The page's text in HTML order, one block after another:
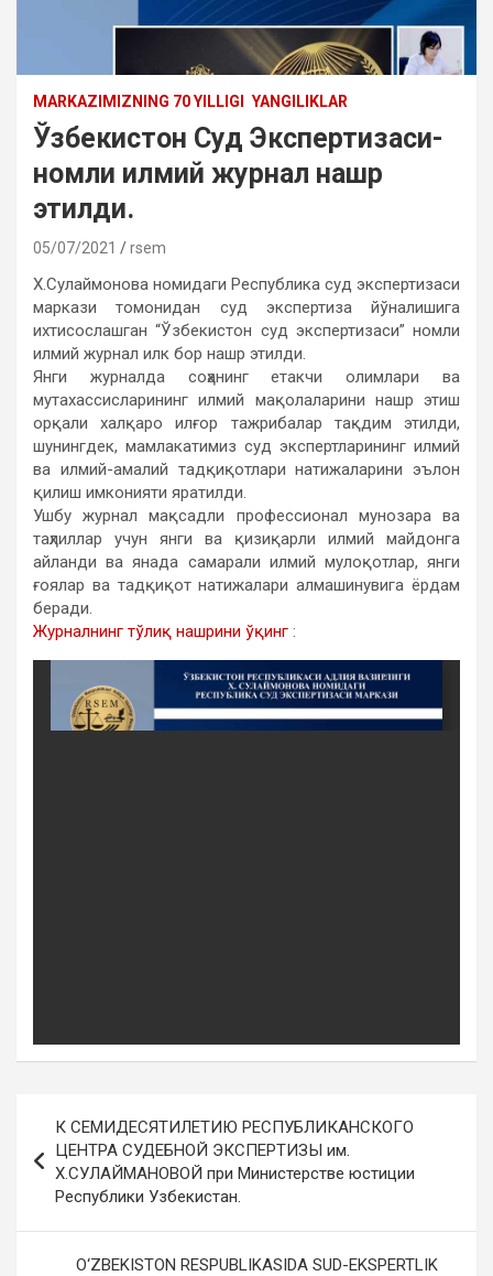
MARKAZIMIZNING 70 YILLIGI YANGILIKLAR
Ўзбекистон Суд Экспертизаси-
номли илмий журнал нашр
этилди.
05/07/2021 rsem
Х.Сулаймонова номидаги Республика суд экспертизаси
маркази томонидан суд экспертиза йўналишига
ихтисослашган “Ўзбекистон суд экспертизаси” номли
илмий журнал илк бор нашр этилди.
Янги журналда соҳанинг етакчи олимлари ва
мутахассисларининг илмий мақолаларини нашр этиш
орқали халқаро илғор тажрибалар тақдим этилди,
шунингдек, мамлакатимиз суд экспертларининг илмий
ва илмий-амалий тадқиқотлари натижаларини эълон
қилиш имконияти яратилди.
Ушбу журнал мақсадли профессионал мунозара ва
таҳлиллар учун янги ва қизиқарли илмий майдонга
айланди ва янада самарали илмий мулоқотлар, янги
ғоялар ва тадқиқот натижалари алмашинувига ёрдам
беради.
Журналнинг тўлиқ нашрини ўқинг :
navigation
К СЕМИДЕСЯТИЛЕТИЮ РЕСПУБЛИКАНСКОГО
ЦЕНТРА СУДЕБНОЙ ЭКСПЕРТИЗЫ им.
Х.СУЛАЙМАНОВОЙ при Министерстве юстиции
Республики Узбекистан.
O‘ZBEKISTON RESPUBLIKASIDA SUD-EKSPERTLIK